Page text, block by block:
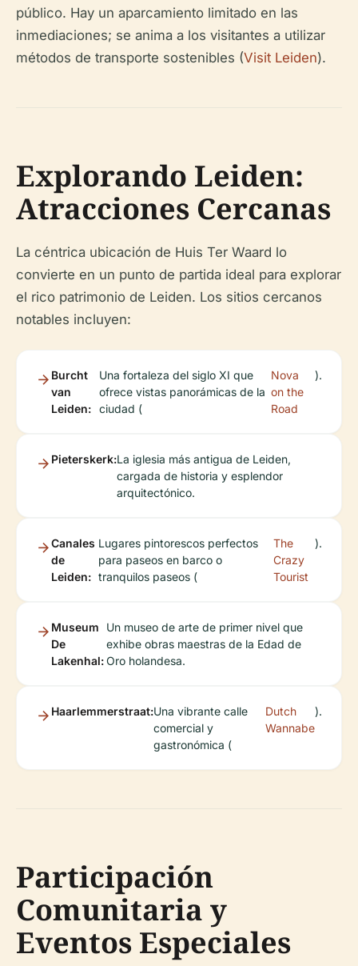
público. Hay un aparcamiento limitado en las
inmediaciones; se anima a los visitantes a utilizar
métodos de transporte sostenibles (Visit Leiden).
Explorando Leiden:
Atracciones Cercanas
La céntrica ubicación de Huis Ter Waard lo
convierte en un punto de partida ideal para explorar
el rico patrimonio de Leiden. Los sitios cercanos
notables incluyen:
Burcht
van
Leiden:
Una fortaleza del siglo XI que
ofrece vistas panorámicas de la
ciudad (
Nova
on the
Road
).
Pieterskerk:La iglesia más antigua de Leiden,
cargada de historia y esplendor
arquitectónico.
Canales
de
Leiden:
Lugares pintorescos perfectos
para paseos en barco o
tranquilos paseos (
The
Crazy
Tourist
).
Museum
De
Lakenhal:
Un museo de arte de primer nivel que
exhibe obras maestras de la Edad de
Oro holandesa.
Haarlemmerstraat:Una vibrante calle
comercial y
gastronómica (
Dutch
Wannabe
).
Participación
Comunitaria y
Eventos Especiales